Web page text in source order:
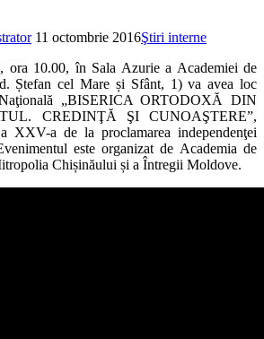
11 octombrie 2016Ştiri interne
ora 10.00, în Sala Azurie a Academiei de
Ștefan cel Mare și Sfânt, 1) va avea loc
„BISERICA ORTODOXĂ DIN
CREDINŢĂ ŞI CUNOAŞTERE”,
XXV-a de la proclamarea independenţei
este organizat de Academia de
Chișinăului și a Întregii Moldove.